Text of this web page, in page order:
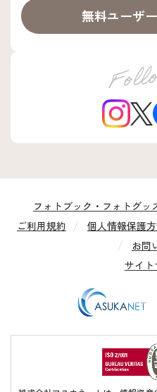
無料ユーザ
フォトブック・フォトグッ
ご利用規約
個人情報保護
お問
サイ